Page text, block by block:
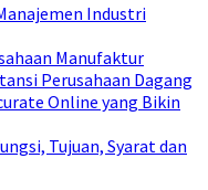
Industri
Manufaktur
Perusahaan Dagang
Online yang Bikin
Tujuan, Syarat dan